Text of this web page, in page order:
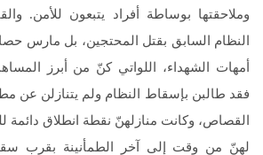
وملاحقتها بوساطة أفراد يتبعون للأمن.
النظام السابق بقتل المحتجين، بل مارس
أمهات الشهداء، اللواتي كنّ من أبرز
فقد طالبن بإسقاط النظام ولم يتنازلن عن
القصاص، وكانت منازلهنّ نقطة انطلاق دائمة
لهنّ من وقت إلى آخر الطمأنينة بقرب